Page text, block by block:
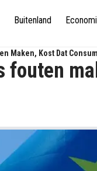
Buitenland
Maken, Kost Dat
fouten